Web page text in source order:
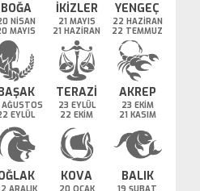
BOĞA
NİSAN
MAYIS
İKİZLER
21 MAYIS
21 HAZİRAN
YENGEÇ
22 HAZİRAN
22 TEMMUZ
EYLÜL
TERAZİ
23 EYLÜL
22 EKİM
AKREP
23 EKİM
21 KASIM
KOVA BALIK